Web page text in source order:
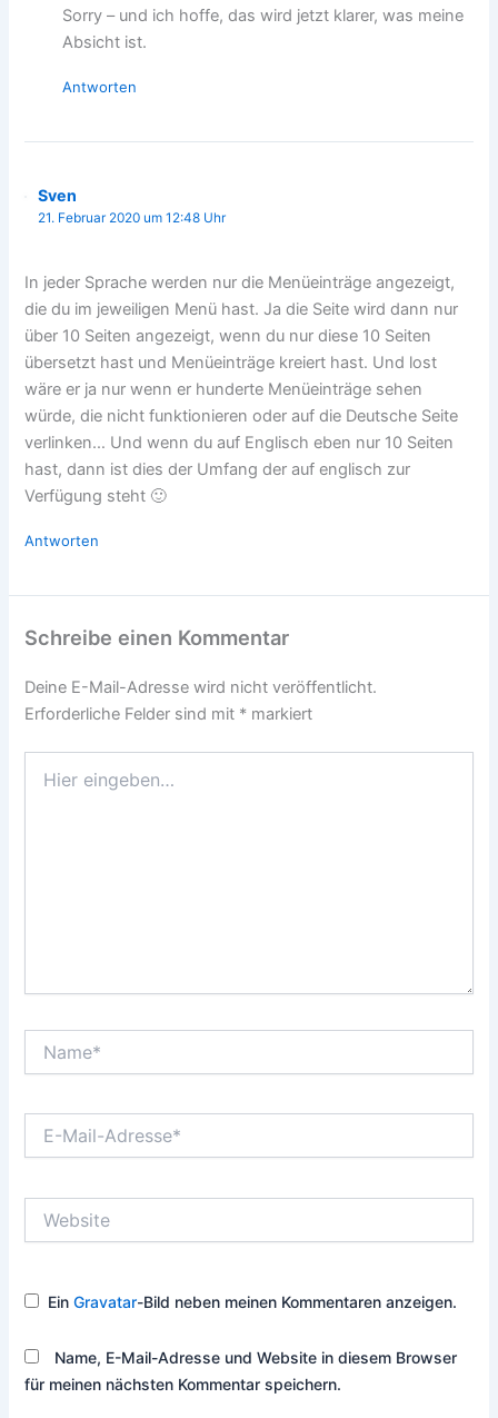
Sorry – und ich hoffe, das wird jetzt klarer, was meine
Absicht ist.
Antworten
Sven
21. Februar 2020 um 12:48 Uhr
In jeder Sprache werden nur die Menüeinträge angezeigt,
die du im jeweiligen Menü hast. Ja die Seite wird dann nur
über 10 Seiten angezeigt, wenn du nur diese 10 Seiten
übersetzt hast und Menüeinträge kreiert hast. Und lost
wäre er ja nur wenn er hunderte Menüeinträge sehen
würde, die nicht funktionieren oder auf die Deutsche Seite
verlinken… Und wenn du auf Englisch eben nur 10 Seiten
hast, dann ist dies der Umfang der auf englisch zur
Verfügung steht 🙂
Antworten
Schreibe einen Kommentar
Deine E-Mail-Adresse wird nicht veröffentlicht.
Erforderliche Felder sind mit * markiert
eingeben…
Mail-
EinGravatar-Bild neben meinen Kommentaren anzeigen.
Name, E-Mail-Adresse und Website in diesem Browser
für meinen nächsten Kommentar speichern.